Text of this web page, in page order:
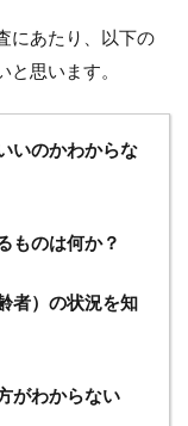
にあたり、以下の
思います。
いのかわからな
ものは何か？
者）の状況を知
がわからない